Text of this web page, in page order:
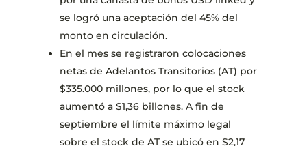
se logró una aceptación del 45% del
monto en circulación.
En el mes se registraron colocaciones
netas de Adelantos Transitorios (AT) por
$335.000 millones, por lo que el stock
aumentó a $1,36 billones. A fin de
septiembre el límite máximo legal
sobre el stock de AT se ubicó en $2,17